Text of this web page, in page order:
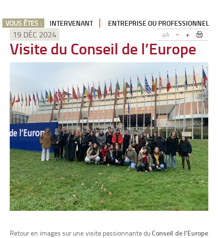
VOUS ÊTES : INTERVENANT ENTREPRISE OU PROFESSIONNEL
aA - +
19 DÉC 2024
Visite du Conseil de l’Europe
Retour en images sur une visite passionnante duConseil de l’Europe